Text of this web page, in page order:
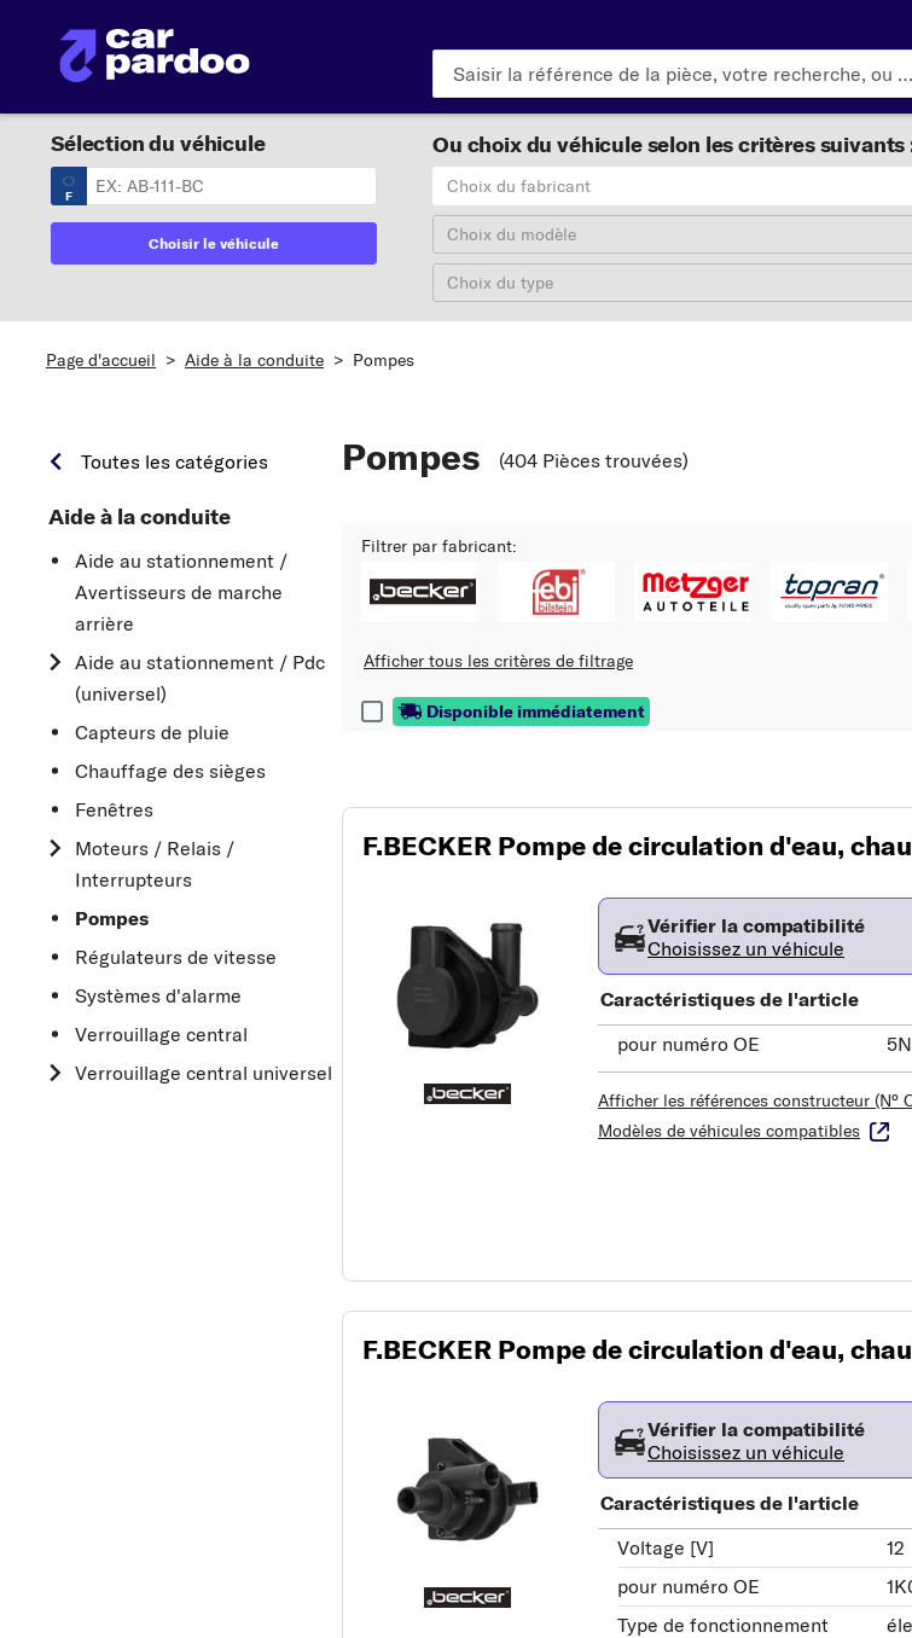
Sélection du véhicule
F
Choisir le véhicule
Ou choix du véhicule selon les critères suivants
Choix du fabricant
Choix du modèle
Choix du type
Page d'accueil > Aide à la conduite > Pompes
Toutes les catégories
Aide à la conduite
Aide au stationnement /
Avertisseurs de marche
arrière
Aide au stationnement / Pdc
(universel)
Capteurs de pluie
Chauffage des sièges
Fenêtres
Moteurs / Relais /
Interrupteurs
Pompes
Régulateurs de vitesse
Systèmes d'alarme
Verrouillage central
Verrouillage central universel
Pompes (404 Pièces trouvées)
Filtrer par fabricant:
Afficher tous les critères de filtrage
Disponible immédiatement
F.BECKER Pompe de circulation d'eau,
Vérifier la compatibilité
Choisissez un véhicule
Caractéristiques de l'article
pour numéro OE
Afficher les références constructeur (N°
Modèles de véhicules compatibles
F.BECKER Pompe de circulation d'eau,
Vérifier la compatibilité
Choisissez un véhicule
Caractéristiques de l'article
Voltage [V]
12
pour numéro OE
Type de fonctionnement